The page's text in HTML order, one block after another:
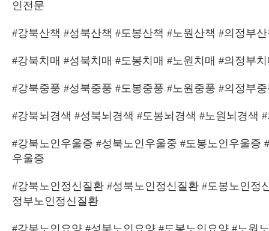
인전문
#강북산책 #성북산책 #도봉산책 #노원산책 #의정부
#강북치매 #성북치매 #도봉치매 #노원치매 #의정부
#강북중풍 #성북중풍 #도봉중풍 #노원중풍 #의정부
#강북뇌경색 #성북뇌경색 #도봉뇌경색 #노원뇌경색
#강북노인우울증 #성북노인우울중 #도봉노인우울증
우울증
#강북노인정신질환 #성북노인정신질환 #도봉노인정
정부노인정신질환
#강북노인요양 #성북노인요양 #도봉노인요양 #노원